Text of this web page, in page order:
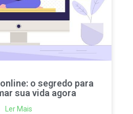
o segredo para
sua vida agora
Ler Mais